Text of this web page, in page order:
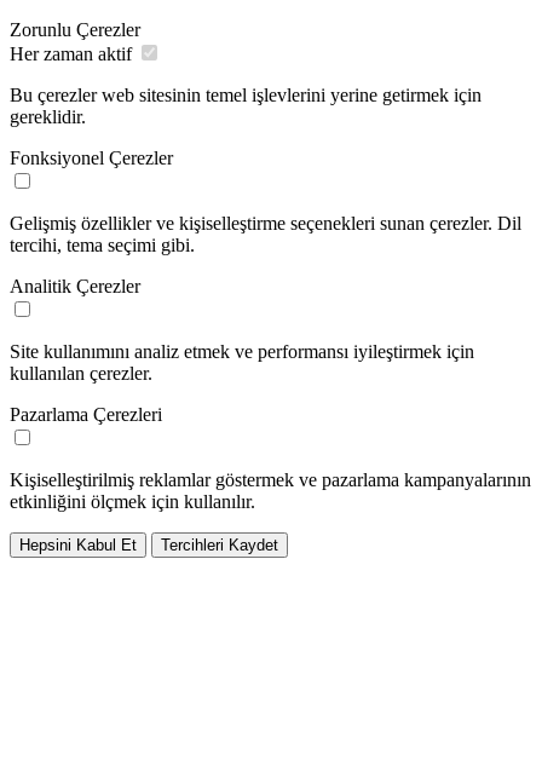
Zorunlu Çerezler
Her zaman aktif
Bu çerezler web sitesinin temel işlevlerini yerine getirmek için
gereklidir.
Fonksiyonel Çerezler
Gelişmiş özellikler ve kişiselleştirme seçenekleri sunan çerezler. Dil
tercihi, tema seçimi gibi.
Analitik Çerezler
Site kullanımını analiz etmek ve performansı iyileştirmek için
kullanılan çerezler.
Pazarlama Çerezleri
Kişiselleştirilmiş reklamlar göstermek ve pazarlama kampanyalarının
etkinliğini ölçmek için kullanılır.
Hepsini Kabul Et Tercihleri Kaydet